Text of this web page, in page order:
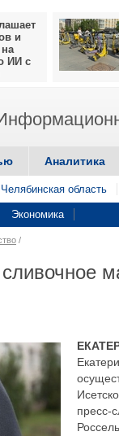
и
на
ИИ с
Аналитика
Челябинская область
Экономика
/
пресс-